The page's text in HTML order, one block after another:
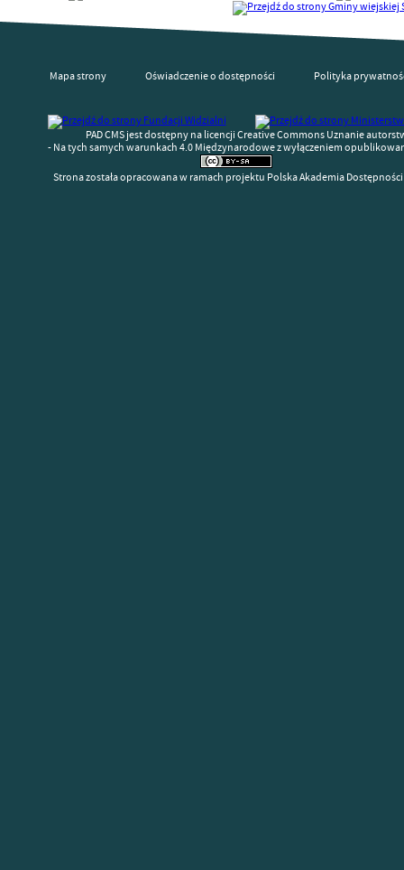
Mapa strony Oświadczenie o dostępności Polityka
PAD CMS jest dostępny na licencji Creative Commons Uznanie
- Na tych samych warunkach 4.0 Międzynarodowe z wyłączeniem
Strona została opracowana w ramach projektu Polska Akademia